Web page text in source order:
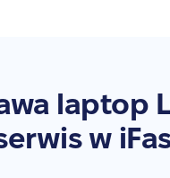
laptop
w